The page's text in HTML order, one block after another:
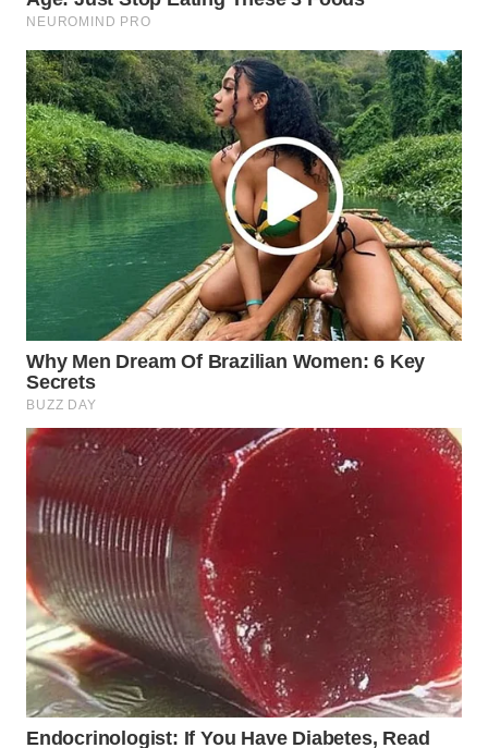
WN
WN
LABUHANBATU
WN
TAPANULI
TENGAH
WN DELI
WN
TEBING
TINGGI
PAKPAK
WN
KARAWANG
WN
BEKASI
WN
BOGOR